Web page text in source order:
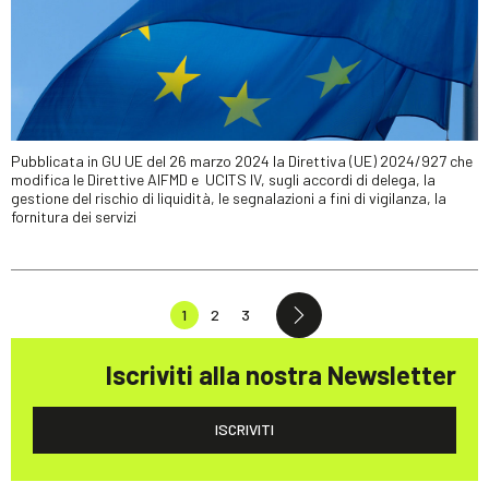
Pubblicata in GU UE del 26 marzo 2024 la Direttiva (UE) 2024/927 che
modifica le Direttive AIFMD e UCITS IV, sugli accordi di delega, la
gestione del rischio di liquidità, le segnalazioni a fini di vigilanza, la
fornitura dei servizi
1 2 3
Iscriviti alla nostra Newsletter
ISCRIVITI